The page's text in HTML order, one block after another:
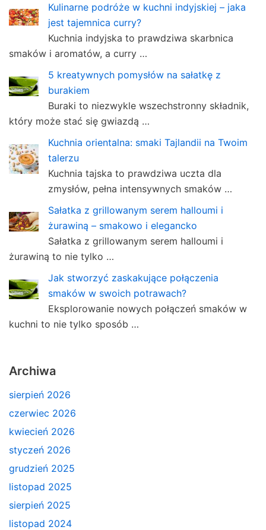
Kulinarne podróże w kuchni indyjskiej – jaka
jest tajemnica curry?
Kuchnia indyjska to prawdziwa skarbnica
smaków i aromatów, a curry …
5 kreatywnych pomysłów na sałatkę z
burakiem
Buraki to niezwykle wszechstronny składnik,
który może stać się gwiazdą …
Kuchnia orientalna: smaki Tajlandii na Twoim
talerzu
Kuchnia tajska to prawdziwa uczta dla
zmysłów, pełna intensywnych smaków …
Sałatka z grillowanym serem halloumi i
żurawiną – smakowo i elegancko
Sałatka z grillowanym serem halloumi i
żurawiną to nie tylko …
Jak stworzyć zaskakujące połączenia
smaków w swoich potrawach?
Eksplorowanie nowych połączeń smaków w
kuchni to nie tylko sposób …
Archiwa
sierpień 2026
czerwiec 2026
kwiecień 2026
styczeń 2026
grudzień 2025
listopad 2025
sierpień 2025
listopad 2024